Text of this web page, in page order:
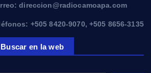
direccion@radiocamoapa.com
+505 8420-9070, +505 8656-3135
Buscar en la web